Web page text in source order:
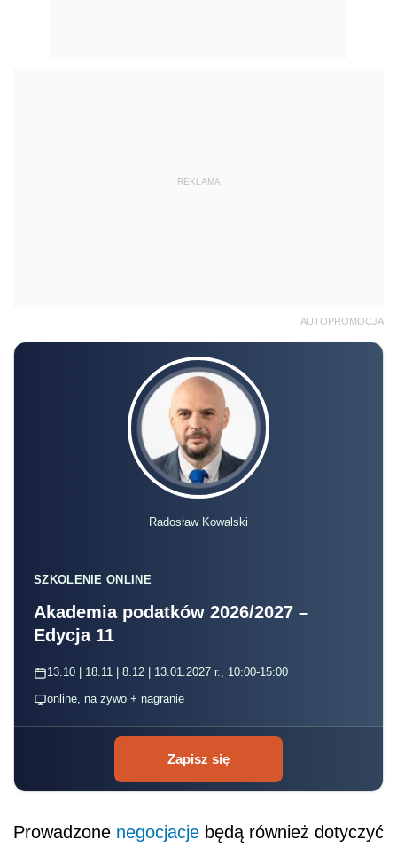
REKLAMA
AUTOPROMOCJA
Radosław Kowalski
SZKOLENIE ONLINE
Akademia podatków 2026/2027 –
Edycja 11
13.10 | 18.11 | 8.12 | 13.01.2027 r., 10:00-15:00
online, na żywo + nagranie
Zapisz się
Prowadzone negocjacje będą również dotyczyć